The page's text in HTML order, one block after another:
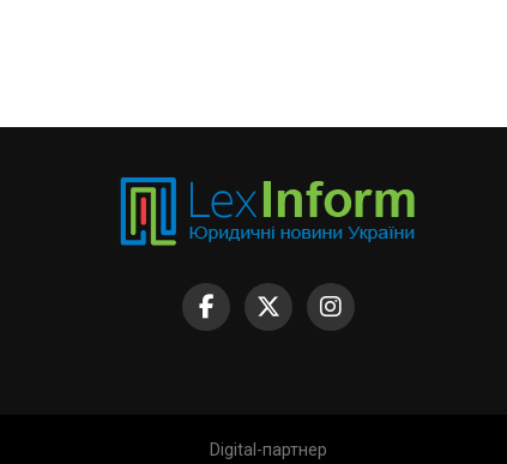
Digital-партнер